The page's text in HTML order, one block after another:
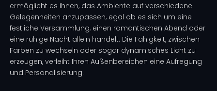
ermöglicht es Ihnen, das Ambiente auf verschiedene
Gelegenheiten anzupassen, egal ob es sich um eine
festliche Versammlung, einen romantischen Abend oder
eine ruhige Nacht allein handelt. Die Fähigkeit, zwischen
Farben zu wechseln oder sogar dynamisches Licht zu
erzeugen, verleiht Ihren Außenbereichen eine Aufregung
und Personalisierung.